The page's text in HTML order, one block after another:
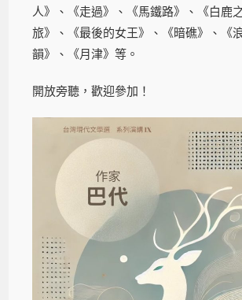
人》、《走過》、《馬鐵路》、《白鹿
旅》、《最後的女王》、《暗礁》、《
韻》、《月津》等。
開放旁聽，歡迎參加！